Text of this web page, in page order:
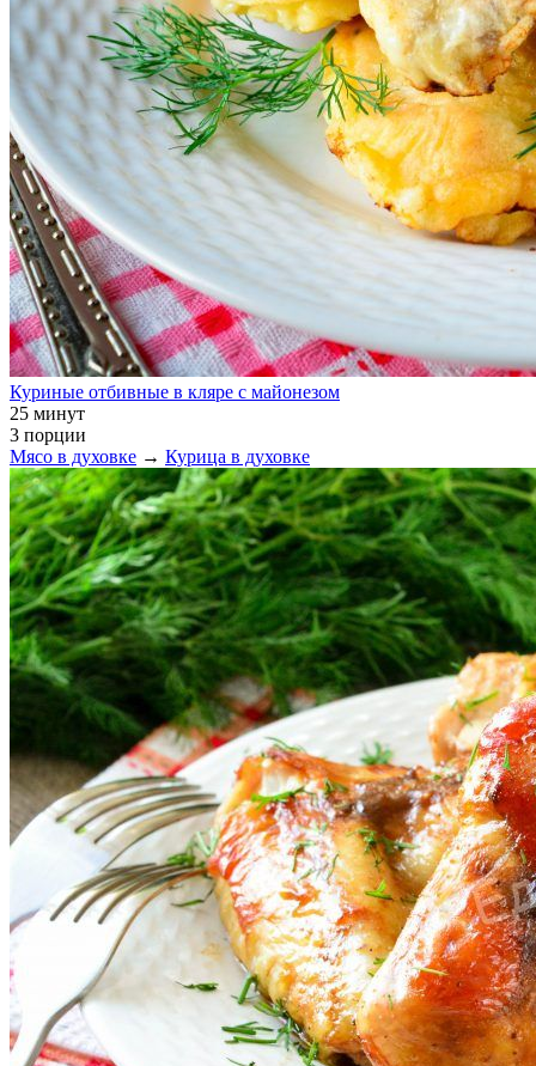
Куриные отбивные в кляре с майонезом
25 минут
3 порции
Мясо в духовке → Курица в духовке